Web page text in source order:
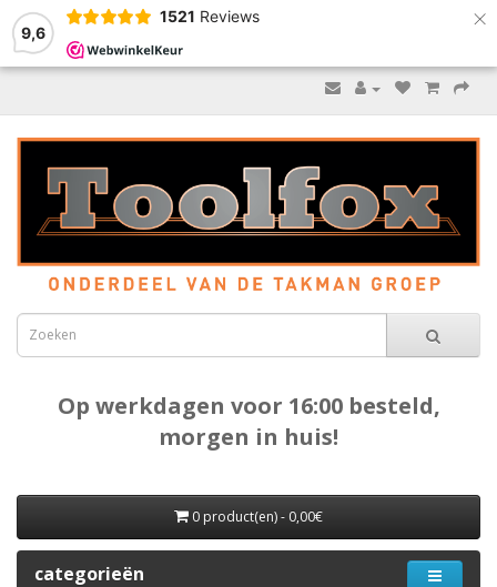
9,6
1521 Reviews ×
Op werkdagen voor 16:00 besteld,
morgen in huis!
0 product(en) - 0,00€
categorieën